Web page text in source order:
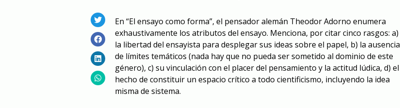
En “El ensayo como forma”, el pensador alemán Theodor Adorno enumera
exhaustivamente los atributos del ensayo. Menciona, por citar cinco rasgos: a)
la libertad del ensayista para desplegar sus ideas sobre el papel, b) la ausencia
de límites temáticos (nada hay que no pueda ser sometido al dominio de este
género), c) su vinculación con el placer del pensamiento y la actitud lúdica, d) el
hecho de constituir un espacio crítico a todo cientificismo, incluyendo la idea
misma de sistema.